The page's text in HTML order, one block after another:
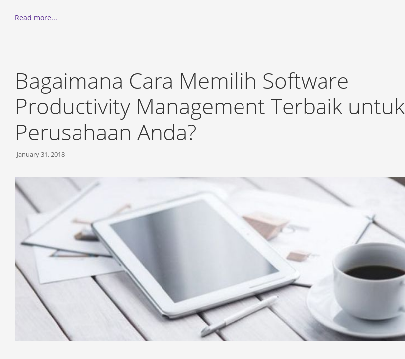
Read more...
Bagaimana Cara Memilih Software
Productivity Management Terbaik untuk
Perusahaan Anda?
January 31, 2018